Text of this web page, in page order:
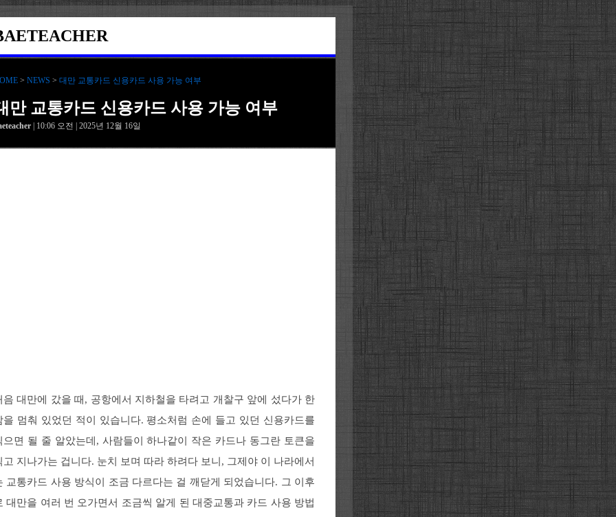
> NEWS > 대만 교통카드 신용카드 사용 가능 여부
만 교통카드 신용카드 사용 가능 여부
| 10:06 오전 | 2025년 12월 16일
음 대만에 갔을 때, 공항에서 지하철을 타려고 개찰구 앞에 섰다가 한
을 멈춰 있었던 적이 있습니다. 평소처럼 손에 들고 있던 신용카드를
으면 될 줄 알았는데, 사람들이 하나같이 작은 카드나 동그란 토큰을
고 지나가는 겁니다. 눈치 보며 따라 하려다 보니, 그제야 이 나라에서
교통카드 사용 방식이 조금 다르다는 걸 깨닫게 되었습니다. 그 이후
대만을 여러 번 오가면서 조금씩 알게 된 대중교통과 카드 사용 방법